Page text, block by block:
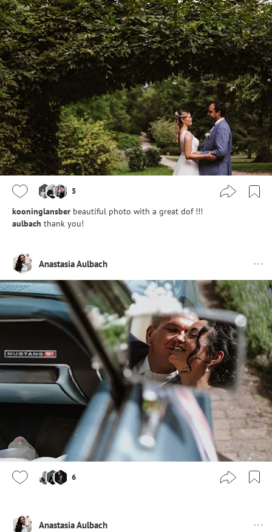
5
kooninglansber beautiful photo with a great dof !!!
aulbach thank you!
Anastasia Aulbach
6
Anastasia Aulbach